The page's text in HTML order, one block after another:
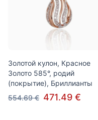
Золотой кулон, Красное
Золото 585°, родий
(покрытие), Бриллианты
554.69 € 471.49 €